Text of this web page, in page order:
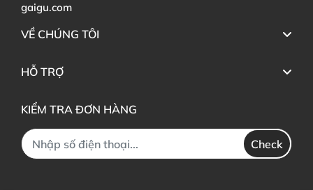
gaigu.com
VỀ CHÚNG TÔI
HỖ TRỢ
KIỂM TRA ĐƠN HÀNG
Check